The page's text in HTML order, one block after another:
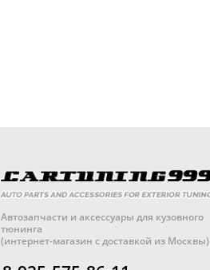
Автозапчасти и аксессуары для кузовного
тюнинга
(интернет-магазин с доставкой из Москвы)